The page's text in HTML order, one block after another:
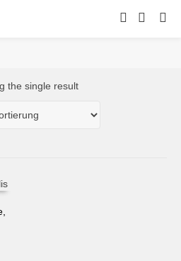
the single result